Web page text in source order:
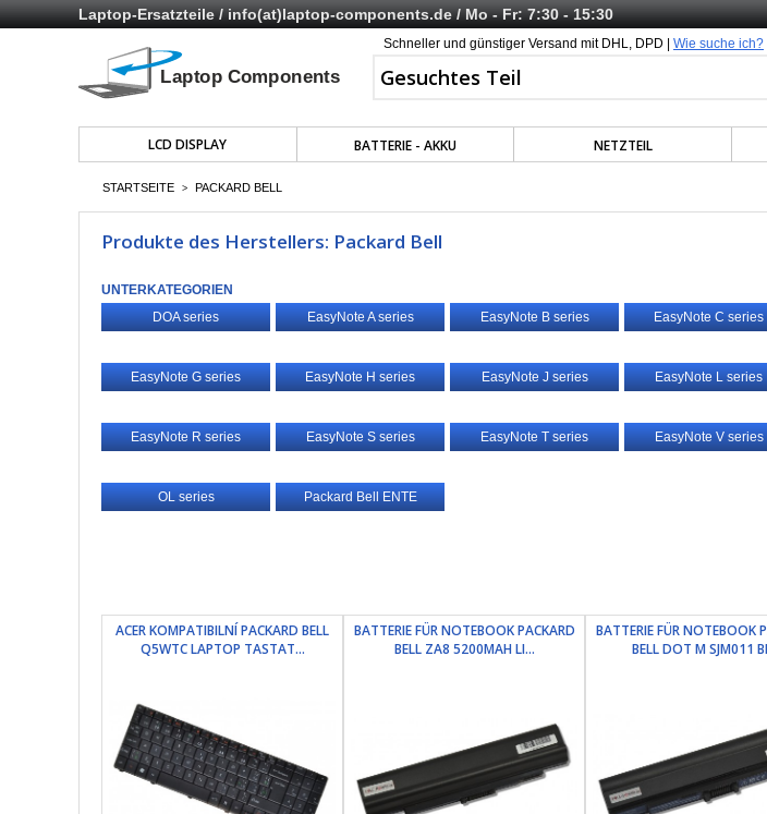
Laptop-Ersatzteile /info(at)laptop-components.de/ Mo - Fr: 7:30 - 15:30
Schneller und günstiger Versand mit DHL, DPD | Wie suche ich?
LCD DISPLAY BATTERIE - AKKU NETZTEIL
STARTSEITE > PACKARD BELL
Produkte des Herstellers: Packard Bell
UNTERKATEGORIEN
DOA series
EasyNote A series EasyNote B series EasyNote C series
EasyNote G series EasyNote H series EasyNote J series EasyNote L series
EasyNote R series EasyNote S series EasyNote T series EasyNote V series
OL series Packard Bell ENTE
ACER KOMPATIBILNÍ PACKARD BELL
Q5WTC LAPTOP TASTAT...
BATTERIE FÜR NOTEBOOK PACKARD
BELL ZA8 5200MAH LI...
BATTERIE FÜR NOTEBOOK
BELL DOT M SJM011